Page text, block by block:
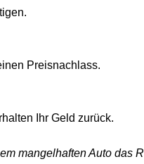
Preisnachlass.
Ihr Geld zurück.
Auto das